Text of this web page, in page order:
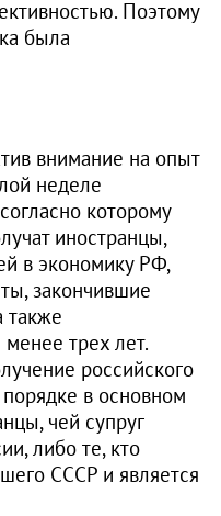
Поэтому
была
внимание на опыт
неделе
которому
иностранцы,
в экономику РФ,
закончившие
также
трех лет.
российского
в основном
чей супруг
либо те, кто
СССР и является